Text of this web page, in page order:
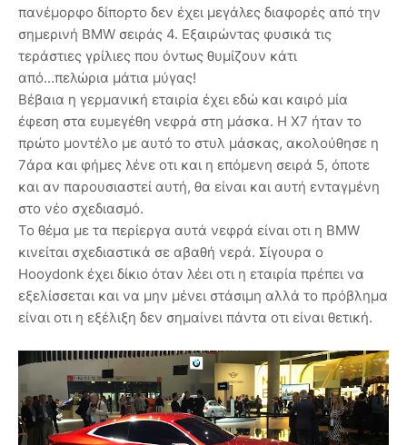
πανέμορφο δίπορτο δεν έχει μεγάλες διαφορές από την
σημερινή BMW σειράς 4. Εξαιρώντας φυσικά τις
τεράστιες γρίλιες που όντως θυμίζουν κάτι
από...πελώρια μάτια μύγας!
Βέβαια η γερμανική εταιρία έχει εδώ και καιρό μία
έφεση στα ευμεγέθη νεφρά στη μάσκα. Η Χ7 ήταν το
πρώτο μοντέλο με αυτό το στυλ μάσκας, ακολούθησε η
7άρα και φήμες λένε οτι και η επόμενη σειρά 5, όποτε
και αν παρουσιαστεί αυτή, θα είναι και αυτή ενταγμένη
στο νέο σχεδιασμό.
Το θέμα με τα περίεργα αυτά νεφρά είναι οτι η BMW
κινείται σχεδιαστικά σε αβαθή νερά. Σίγουρα ο
Hooydonk έχει δίκιο όταν λέει οτι η εταιρία πρέπει να
εξελίσσεται και να μην μένει στάσιμη αλλά το πρόβλημα
είναι οτι η εξέλιξη δεν σημαίνει πάντα οτι είναι θετική.